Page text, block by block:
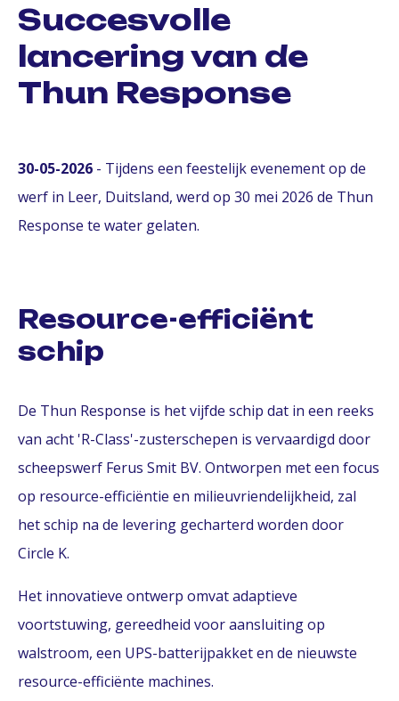
Succesvolle
lancering van de
Thun Response
30-05-2026 - Tijdens een feestelijk evenement op de
werf in Leer, Duitsland, werd op 30 mei 2026 de Thun
Response te water gelaten.
Resource-efficiënt
schip
De Thun Response is het vijfde schip dat in een reeks
van acht 'R-Class'-zusterschepen is vervaardigd door
scheepswerf Ferus Smit BV. Ontworpen met een focus
op resource-efficiëntie en milieuvriendelijkheid, zal
het schip na de levering gecharterd worden door
Circle K.
Het innovatieve ontwerp omvat adaptieve
voortstuwing, gereedheid voor aansluiting op
walstroom, een UPS-batterijpakket en de nieuwste
resource-efficiënte machines.